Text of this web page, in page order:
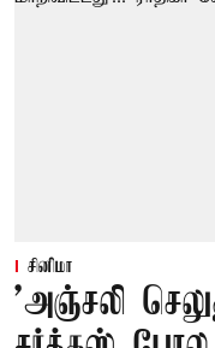
சினிமா
'அஞ்சலி